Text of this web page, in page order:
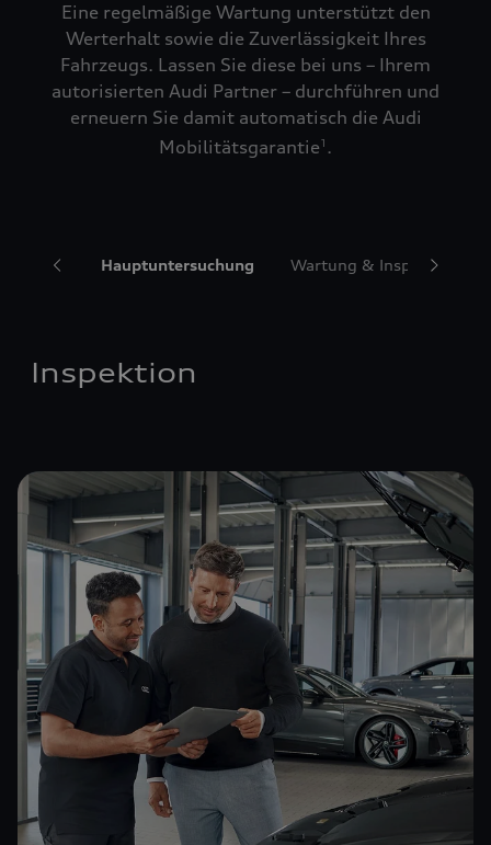
Eine regelmäßige Wartung unterstützt den
Werterhalt sowie die Zuverlässigkeit Ihres
Fahrzeugs. Lassen Sie diese bei uns – Ihrem
autorisierten Audi Partner – durchführen und
erneuern Sie damit automatisch die Audi
Mobilitätsgarantie1 .
Hauptuntersuchung Wartung &
Inspektion